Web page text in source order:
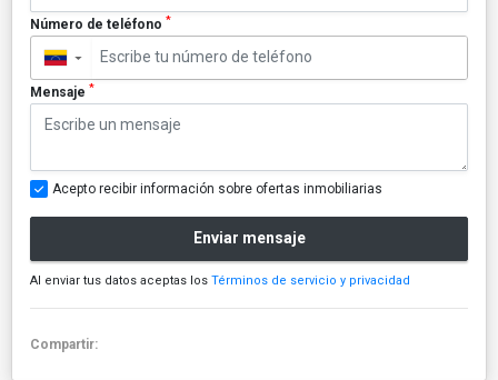
Número de teléfono *
▼
Mensaje *
Acepto recibir información sobre ofertas inmobiliarias
Enviar mensaje
Al enviar tus datos aceptas los Términos de servicio y privacidad
Compartir: